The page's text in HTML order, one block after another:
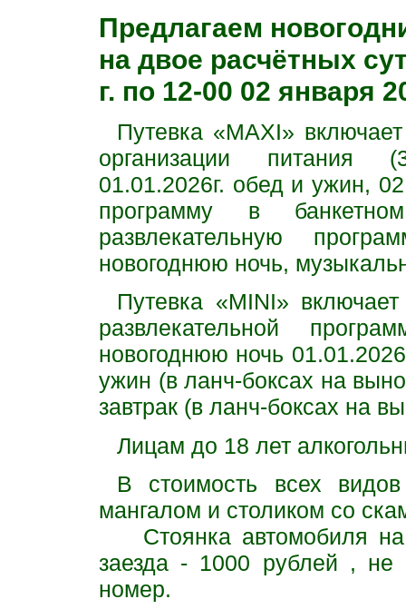
Предлагаем
на двое расчётных
г. по 12-00 02 января
Путевка «MAXI»
организации питания
01.01.2026г. обед и ужин,
программу в
развлекательную
новогоднюю ночь,
Путевка «MINI»
развлекательной
новогоднюю ночь
ужин (в ланч-боксах на
завтрак (в ланч-боксах на
Лицам до 18 лет
В стоимость всех видов
мангалом и столиком со
Стоянка автомобиля на
заезда - 1000 рублей , не
номер.